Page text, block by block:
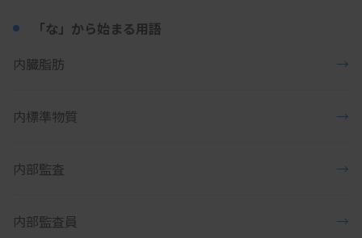
「な」から始まる用語
内臓脂肪
→
内標準物質 →
内部監査 →
内部監査員 →